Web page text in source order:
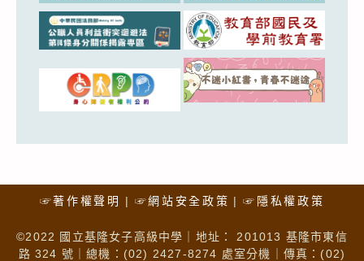
☞著作權聲明 ☞網站安全政策 ☞隱私權政策
©2022 國立基隆女子高級中學｜地址： 201013 基隆市東信
路 324 號｜總機：(02) 2427-8274 處室分機｜傳真：(02)